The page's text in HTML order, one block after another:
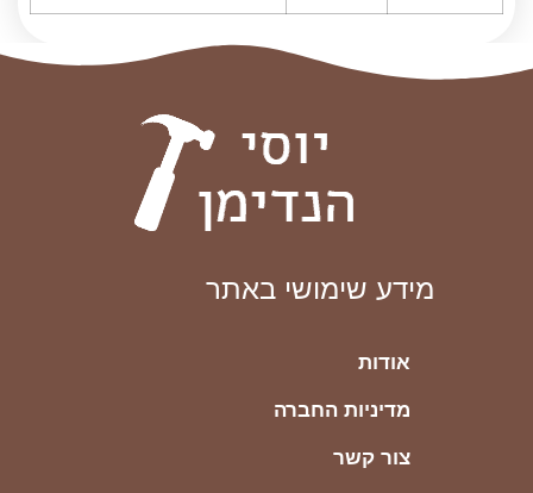
מידע שימושי באתר
אודות
מדיניות החברה
צור קשר